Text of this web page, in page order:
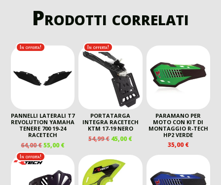
Prodotti correlati
In offerta!
PANNELLI LATERALI T7
REVOLUTION YAMAHA
TENERE 700 19-24
RACETECH
64,00€IL
PREZZO
ORIGINALE
ERA:
64,00 €.
55,00€IL
PREZZO
ATTUALE
È:
55,00 €.
In offerta!
PORTATARGA
INTEGRA RACETECH
KTM 17-19 NERO
54,99€ IL
ORIGINALE
ERA:
54,99 €.
45,00€IL
ATTUALE
45,00 €.
PARAMANO PER
MOTO CON KIT DI
MONTAGGIO R-TECH
HP2 VERDE
35,00€
In offerta!